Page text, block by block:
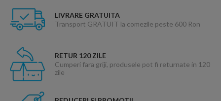
LIVRARE GRATUITA
Transport GRATUIT la comezile peste 600 Ron
RETUR 120 ZILE
Cumperi fara griji, produsele pot fi returnate in 120
zile